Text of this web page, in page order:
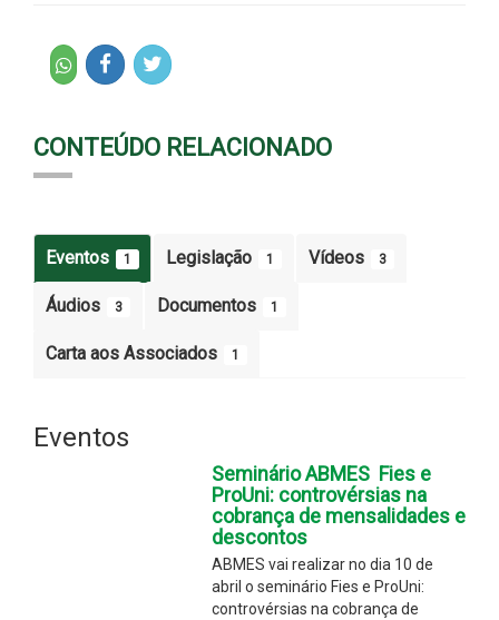
CONTEÚDO RELACIONADO
Eventos 1 Legislação 1 Vídeos 3
Áudios 3 Documentos 1
Carta aos Associados 1
Eventos
Seminário ABMES  Fies e
ProUni: controvérsias na
cobrança de mensalidades e
descontos
ABMES vai realizar no dia 10 de
abril o seminário Fies e ProUni:
controvérsias na cobrança de